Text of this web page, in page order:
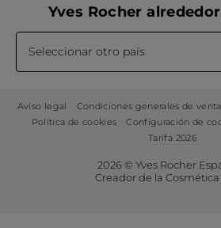
Yves Rocher
Seleccionar otro país
Aviso legal Condiciones generales de venta
Política de cookies
Configuración de
Tarifa 2026
2026 © Yves Rocher
Creador de la